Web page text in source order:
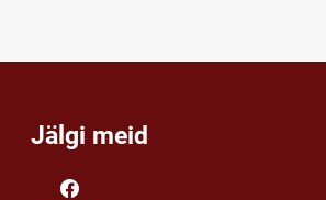
Jälgi meid